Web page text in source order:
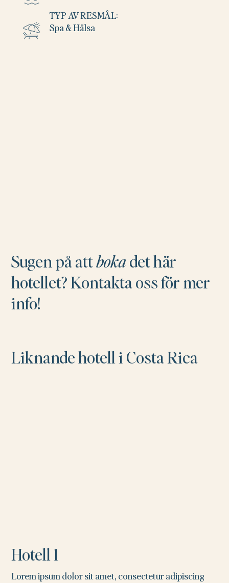
TYP AV RESMÅL:
Spa & Hälsa
Sugen på attbokadet här
hotellet? Kontakta oss för mer
info!
Liknande hotell i Costa Rica
Hotell 1
Lorem ipsum dolor sit amet, consectetur adipiscing